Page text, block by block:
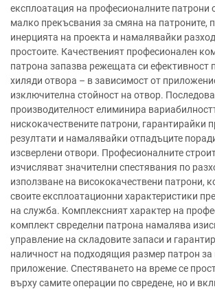
експлоатация на професионалните патрони
малко прекъсвания за смяна на патроните,
инерцията на проекта и намалявайки
простоите. Качественият професионален
патрона запазва режещата си ефективност
хиляди отвора – в зависимост от
изключителна стойност на отвор.
производителност елиминира
нискокачествените патрони, гарантирайки
резултати и намалявайки отпадъците
изсверлени отвори. Професионалните
изчисляват значителни спестявания по
използване на висококачествени патрони,
своите експлоатационни характеристики
на служба. Комплексният характер на
комплект свределни патрона намалява
управление на складовите запаси и
наличност на подходящия размер патрон за
приложение. Спестяването на време се
върху самите операции по свредене, но и